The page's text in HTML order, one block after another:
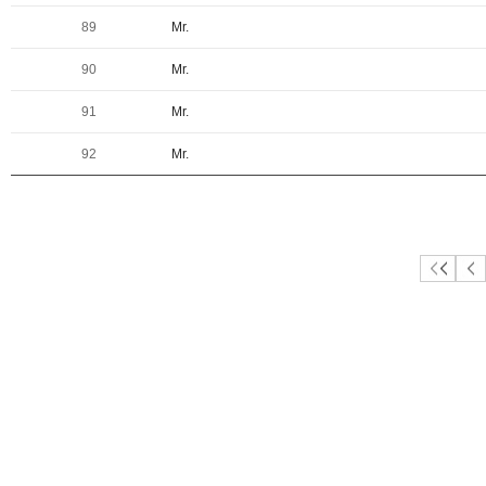
89 Mr.
90 Mr.
91 Mr.
92 Mr.